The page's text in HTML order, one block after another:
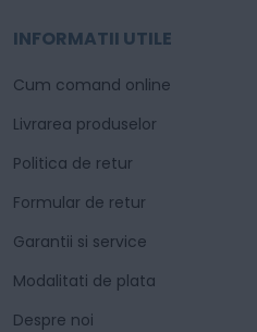
INFORMATII UTILE
Cum comand online
Livrarea produselor
Politica de retur
Formular de retur
Garantii si service
Modalitati de plata
Despre noi